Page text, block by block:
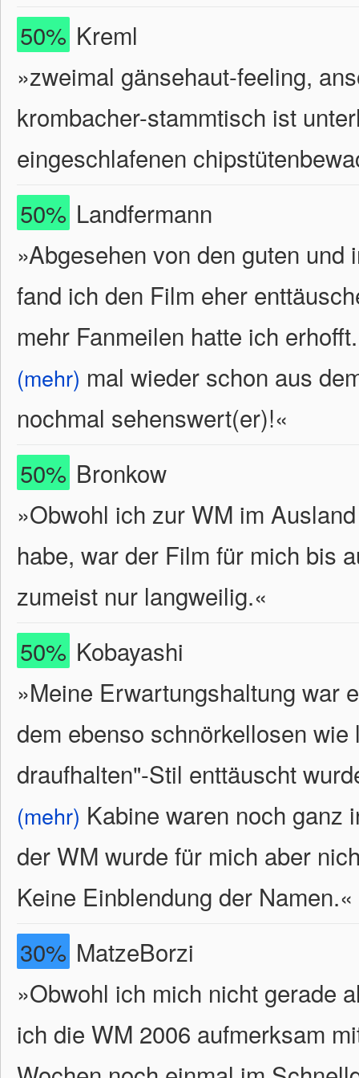
50% Kreml
»zweimal gänsehaut-feeling,
krombacher-stammtisch ist
eingeschlafenen
50% Landfermann
»Abgesehen von den guten
fand ich den Film eher
mehr Fanmeilen hatte ich
(mehr) mal wieder schon aus
nochmal sehenswert(er)!«
50% Bronkow
»Obwohl ich zur WM im
habe, war der Film für mich bis
zumeist nur langweilig.«
50% Kobayashi
»Meine Erwartungshaltung war
dem ebenso schnörkellosen
draufhalten"-Stil enttäuscht
(mehr) Kabine waren noch ganz
der WM wurde für mich aber
Keine Einblendung der Namen.«
30% MatzeBorzi
»Obwohl ich mich nicht gerade
ich die WM 2006 aufmerksam